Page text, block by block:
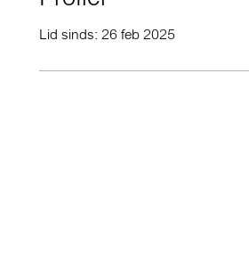
Lid sinds: 26 feb 2025